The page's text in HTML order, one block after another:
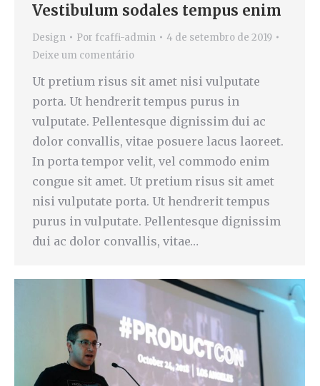
Vestibulum sodales tempus enim
Design Por fcaffi-admin
4 de setembro de 2019
Deixe um comentário
Ut pretium risus sit amet nisi vulputate
porta. Ut hendrerit tempus purus in
vulputate. Pellentesque dignissim dui ac
dolor convallis, vitae posuere lacus laoreet.
In porta tempor velit, vel commodo enim
congue sit amet. Ut pretium risus sit amet
nisi vulputate porta. Ut hendrerit tempus
purus in vulputate. Pellentesque dignissim
dui ac dolor convallis, vitae…